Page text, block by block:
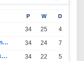
P W D
34 25 4
Persatuan Sepak Bola Indonesia Bandung 34 24 7
Persatuan Sepak Bola Indonesia Jakarta 34 22 5